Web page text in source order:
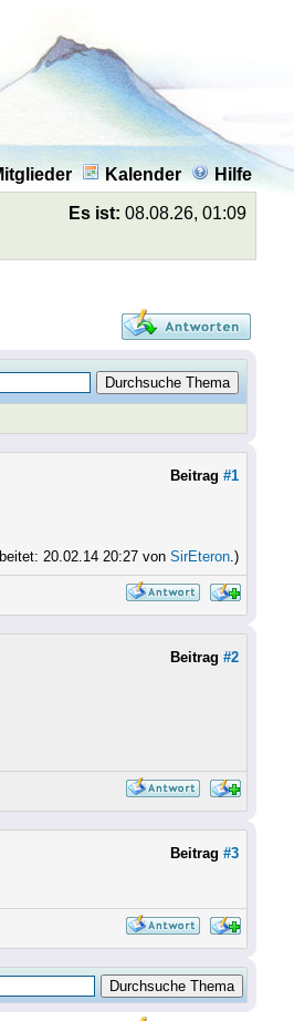
Kalender Hilfe
Es ist: 08.08.26, 01:09
Beitrag #1
20.02.14 20:27 von SirEteron.)
Beitrag #2
Beitrag #3